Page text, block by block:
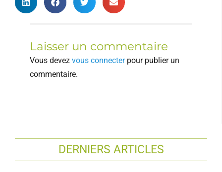
Laisser un commentaire
Vous devez vous connecterpour publier un
commentaire.
DERNIERS ARTICLES